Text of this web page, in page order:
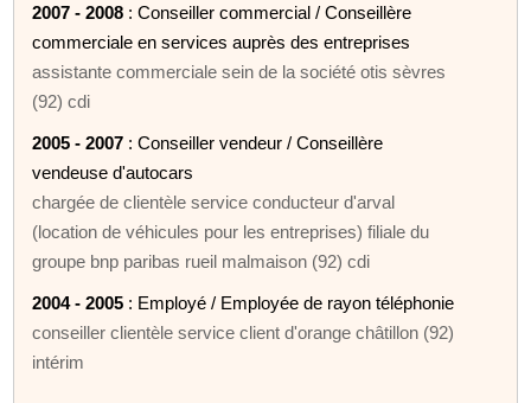
2007 - 2008 : Conseiller commercial / Conseillère
commerciale en services auprès des entreprises
assistante commerciale sein de la société otis sèvres
(92) cdi
2005 - 2007 : Conseiller vendeur / Conseillère
vendeuse d'autocars
chargée de clientèle service conducteur d'arval
(location de véhicules pour les entreprises) filiale du
groupe bnp paribas rueil malmaison (92) cdi
2004 - 2005 : Employé / Employée de rayon téléphonie
conseiller clientèle service client d'orange châtillon (92)
intérim